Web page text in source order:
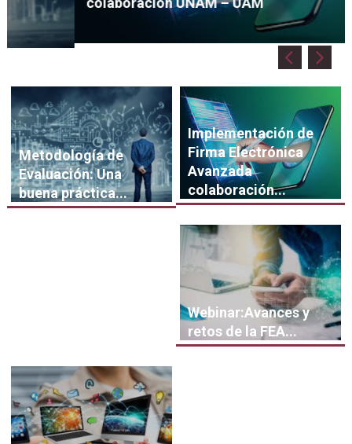
Metodología de
Evaluación: Una
buena práctica...
Implementación de
Firma Electrónica
Avanzada
colaboración...
Webinar:Avances y
retos de la FEA...